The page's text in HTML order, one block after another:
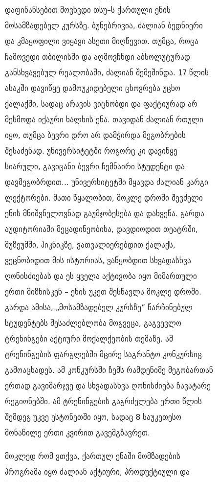
დაფინანსებით მოვხვდი თსუ–ს ქართული ენის
მოსამზადებელ კურსზე. ბუნებრივია, ძალიან ბედნიერი
და კმაყოფილი ვიყავი ასეთი მიღწევით. თუმცა, როცა
ჩამოვედი თბილისში და აღმოვჩნდი აბსოლუტურად
განსხვავებულ რეალობაში, ძალიან შემეშინდა. 17 წლის
ასაკში დავიწყე დამოუკიდებელი ცხოვრება უცხო
ქალაქში, სადაც არავის ვიცნობდი და ფაქტიურად არ
მესმოდა იქაური ხალხის ენა. თავიდან ძალიან რთული
იყო, თუმცა ბევრი დრო არ დამჭირდა მეგობრების
შესაძენად. უნივერსიტეტში როგორც კი დავიწყე
სიარული, გავიცანი ბევრი ჩემნაირი სტუდენტი და
დავმეგობრდით... უნივერსიტეტში მყავდა ძალიან კარგი
ლექტორები. მათი წყალობით, მოკლე დროში შევძელი
ენის მნიშვნელოვნად გაუმჯობესება და დახვეწა. გარდა
აუდიტორიაში მეცადინეობისა, დავდიოდით თეატრში,
მუზეუმში, პიკნიკზე, ვათვალიერებდით ქალაქს,
ვეცნობიდით მის ისტორიას, ვაწყობდით სხვადასხვა
ღონისძიებას და ეს ყველა აქტივობა იყო მიმართული
ერთი მიზნისკენ – ენის უკეთ შესწავლა მოკლე დროში.
გარდა ამისა, „მოსამზადებელ კურსზე“ წარჩინებულ
სტუდენტებს შესაძლებლობა მოგვეცა, გაგვევლო
ტრენინგები აქტიური მოქალქეობის თემაზე. ამ
ტრენინგების ფარგლებში მცირე საგრანტო კონკურსიც
გამოაცხადეს. ამ კონკურსში ჩემს რამდენიმე მეგობართან
ერთად გავიმარჯვე და სხვადასხვა ღონისძიება ჩავატარე
რეგიონებში. ამ ტრენინგების გაგრძელება ერთი წლის
შემდეგ უკვე ესტონეთში იყო, სადაც 8 საუკეთესო
მონაწილე ერთი კვირით გავემგზავრეთ.
მოკლედ რომ ვთქვა, ქართულ ენაში მომზადების
პროგრამა იყო ძალიან აქტიური, პროდუქტიული და